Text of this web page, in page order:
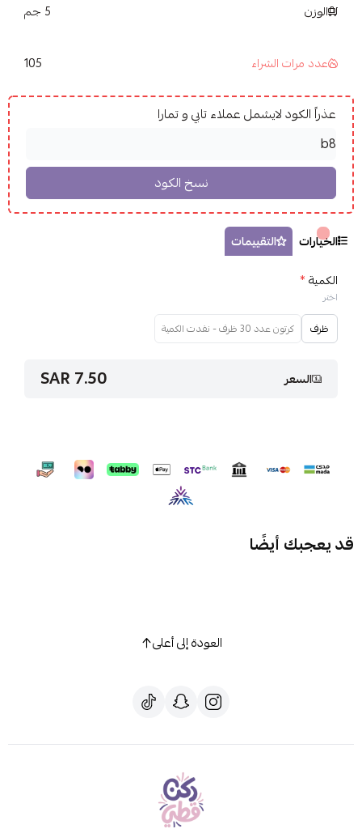
الوزن 5 جم
عدد مرات الشراء 105
عذراً الكود لايشمل عملاء تابي و تمارا
الخيارات
التقييمات
الكمية*
اختر
ظرف كرتون عدد 30 ظرف - نفدت الكمية
السعر 7.50 SAR
قد يعجبك أيضًا
العودة إلى أعلى